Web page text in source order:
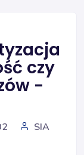
czy
-
SIA